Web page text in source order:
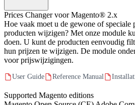
Prices Changer voor Magento® 2.x
Hoe vaak moet u de gewone of speciale
producten wijzigen? Met onze module
doen. U kunt de producten eenvoudig
hun prijzen te wijzigen. De module
voor prijswijzigingen.
User Guide Reference Manual
Supported Magento editions